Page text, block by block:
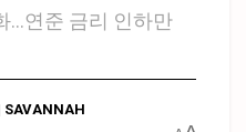
…연준 금리 인하만
SAVANNAH